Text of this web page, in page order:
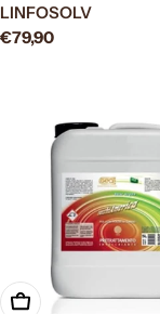
LINFOSOLV
Prezzo
€79,90
Aggiungi al carrello